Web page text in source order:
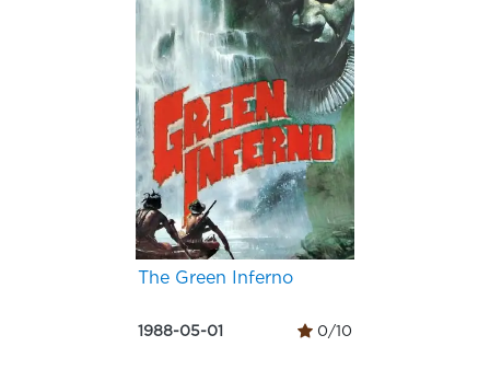
The Green Inferno
1988-05-01 0/10